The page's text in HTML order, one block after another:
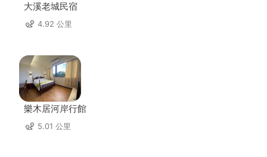
大溪老城民宿
4.92 公里
樂木居河岸行館
5.01 公里